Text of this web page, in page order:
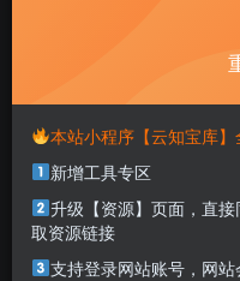
Don’t worry about
Concentrate on
本站部分资源打包为
解压密码，如果你下
击解压密码查看
适用系统：安卓
本站小程序【云知宝库】
新增工具专区
升级【资源】页面，直
取资源链接
支持登录网站账号，网